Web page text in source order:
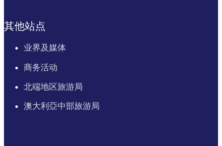
其他站点
业界及媒体
商务活动
北端地区旅游局
澳大利亞中部旅游局